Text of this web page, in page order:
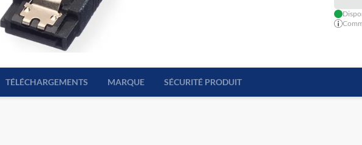
TÉLÉCHARGEMENTS MARQUE SÉCURITÉ PRODUIT